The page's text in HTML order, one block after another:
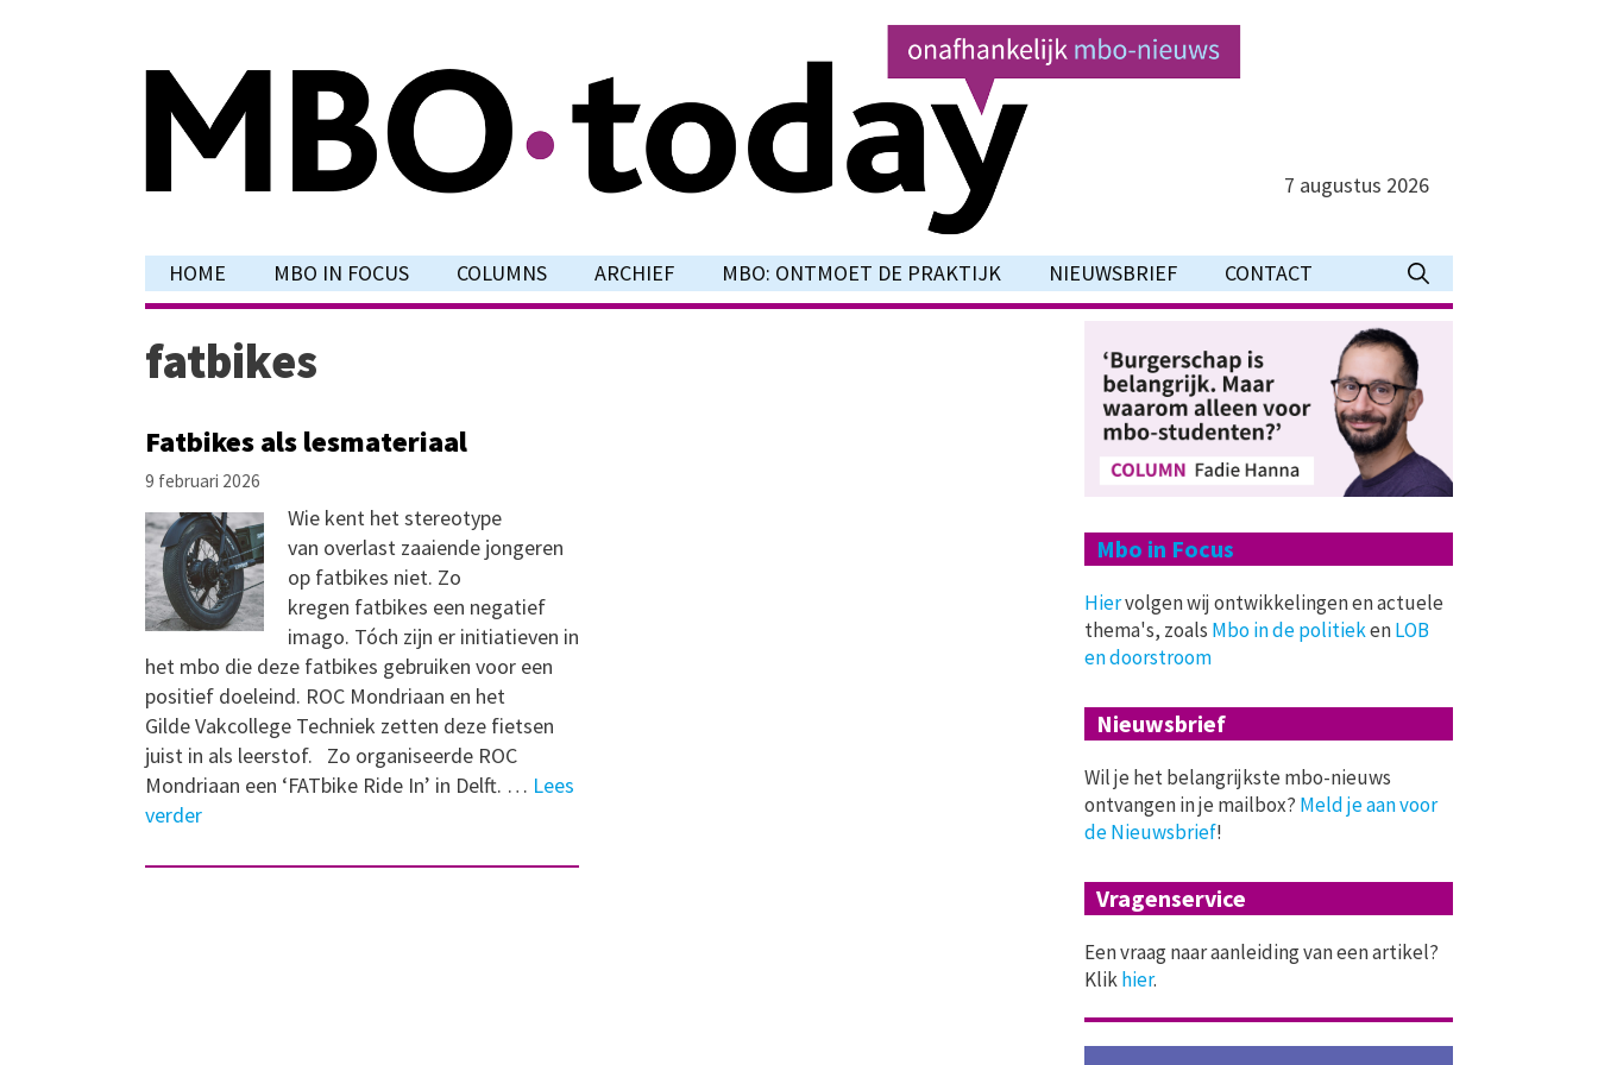
7 augustus 2026
HOME MBO IN FOCUS COLUMNS ARCHIEF MBO: ONTMOET DE PRAKTIJK NIEUWSBRIEF CONTACT
fatbikes
Fatbikes als lesmateriaal
9 februari 2026
Wie kent het stereotype
van overlast zaaiende jongeren
op fatbikes niet. Zo
kregen fatbikes een negatief
imago. Tóch zijn er initiatieven in
het mbo die deze fatbikes gebruiken voor een
positief doeleind. ROC Mondriaan en het
Gilde Vakcollege Techniek zetten deze fietsen
juist in als leerstof. Zo organiseerde ROC
Mondriaan een ‘FATbike Ride In’ in Delft. … Lees
verder
Mbo in Focus
Hiervolgen wij ontwikkelingen en actuele
thema's, zoals Mbo in de politiekenLOB
en doorstroom
Nieuwsbrief
Wil je het belangrijkste mbo-nieuws
ontvangen in je mailbox? Meld je aan voor
de Nieuwsbrief!
Vragenservice
Een vraag naar aanleiding van een artikel?
Klikhier.